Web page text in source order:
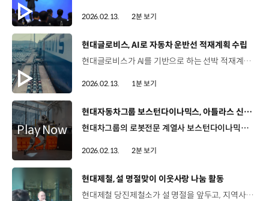
2026.02.13. 2분 보기
[동영상]
현대글로비스, AI로 자동차 운반선 적재계획 수립
현대글로비스가 AI를 기반으로 하는 선박 적재계획 수립 기술을 자체 개발해, 자동차 운반선에 도입합니다. 현대글로비스의 AI 적재계획 수립 알고리즘은 특허 출원한 자체 데이터 설계 기술을 바탕으로 AI가 복잡한 선박 내부 구조를 면밀히 분석한 뒤에, 차량 이동경로 및 선적 위치를 결정하도록 하는데요. 이 기술을 활용하면 AI가 선적 차량의 크기와 무게, 선적∙양하지를 고려해 최적의 적재계획을 도출할 수 있고 이를 통해 전문인력이 투입됐던 기존 대비 적재계획 수립 소요 시간은 50% 감소하며, 운송 지연 등으로 인한 비용도 줄일 수 있습니다. 현대글로비스는 운용 중인 모든 자동차 운반선에 순차적으로 이 기술을 적용해, 화물 운송의 효율성과 안전성을 높일 예정입니다.
2026.02.13. 1분 보기
[동영상]
현대자동차그룹 보스턴다이나믹스, 아틀라스 신규 영상 공개
현대차그룹의 로봇전문 계열사 보스턴다이나믹스가 지난 7일, CES 이후 처음으로 휴머노이드 로봇 ‘아틀라스’의 새로운 영상을 공개했습니다. 공개된 영상 속에서 아틀라스는 옆돌기에 이어 백 텀블링까지 두 동작을 연속해서 성공하고, 안정적인 착지까지 선보였는데요. 누리꾼들은 “놀랍도록 인상적이다”, “지금까지 본 것 중 가장 사람같은 보행 동작이다”라며 뜨거운 반응을 보였습니다. 이 밖에도 영상에서는 아틀라스가 미끄러운 빙판길에서 스스로 균형을 잡으면서 빠르게 전진하는 모습과 함께 실패하는 모습도 여과 없이 보여주며 고난도 동작을 성공하기 위한 아틀라스의 반복 학습 과정을 공개했습니다. 이번 아틀라스의 '연속 공중제비'는 도약에서 착지 충격 흡수, 자세 회복으로 이어지는 연속 전신 제어 능력이 안정화 단계에 진입했음을 보여준다는 점에서 더욱 의미가 깊은데요. 반복 학습을 통해 축적된 강화학습 기반 제어 기법과 전신 제어 알고리즘이 결합해 만들어낸 성과입니다. 보스턴다이나믹스는 아틀라스의 엔터프라이즈 플랫폼이 가동됨에 따라 연구용 버전의 성능 테스트를 마무리하게 됐습니다. 앞으로 아틀라스는 상용화 투입을 위해 현대차그룹 제조 환경에서 체계적으로 훈련할 계획인데요. 오는 2028년부터 HMGMA에서 부품 분류를 위한 서열 작업에 우선 적용되고 2030년부터는 부품 조립까지 단계적으로 작업 범위를 넓힐 예정입니다.
2026.02.13. 2분 보기
[동영상]
현대제철, 설 명절맞이 이웃사랑 나눔 활동
현대제철 당진제철소가 설 명절을 앞두고, 지역사회에 3,500만 원 상당의 선물을 전달하며 따뜻한 이웃사랑을 실천했습니다. 현대제철은 지난 2007년부터 20년째, 당진지역 소외계층을 위해 누적 13억 8,000만 원 상당을 지원하며 나눔 문화를 실천해 왔는데요. 올해는 지난 9일, 당진시 종합복지타운에서 전달식을 진행해 저소득층 400가구에 먹거리와 생필품 등이 담긴 선물 상자를 직접 제작해 전달하고 관내 31개 복지시설에는 전통시장 상품권을 지원했습니다. 이와 함께, 현대제철 주부봉사단은 자매 복지시설과 당진전통시장을 찾아 장보기 캠페인을 진행하며 지역 상권 활성화에도 힘을 보탰습니다.